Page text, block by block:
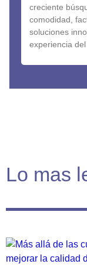
creciente
comodidad,
soluciones
experiencia del
Lo mas